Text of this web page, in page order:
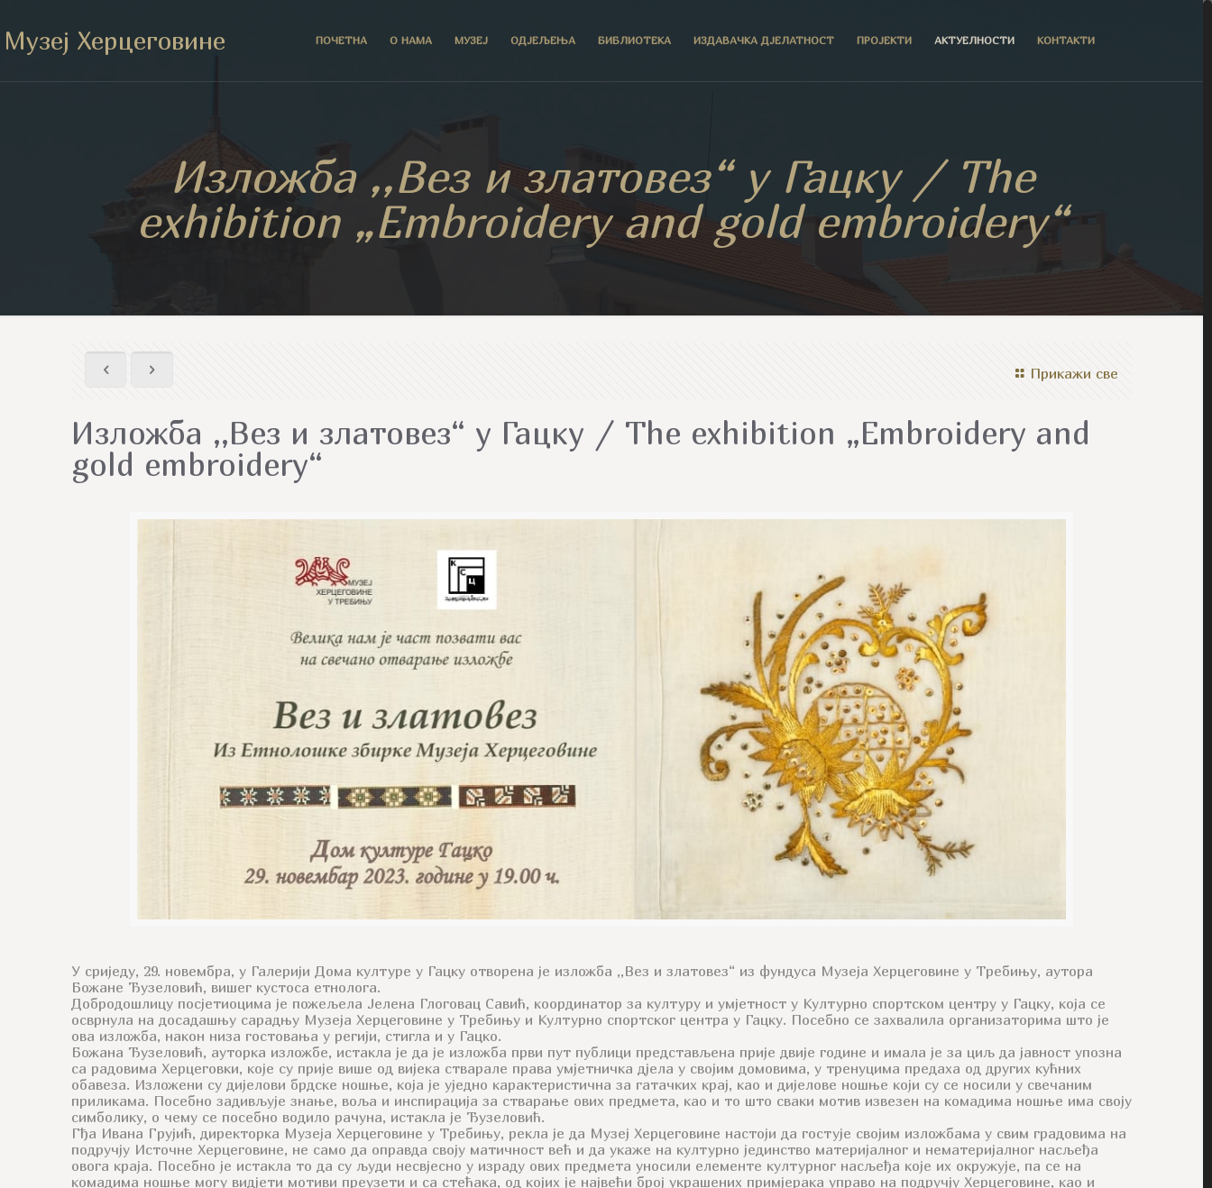
Музеј Херцеговине ПОЧЕТНА О НАМА МУЗЕЈ ОДЈЕЉЕЊА БИБЛИОТЕКА ИЗДАВАЧКА ДЈЕЛАТНОСТ ПРОЈЕКТИ АКТУЕЛНОСТИ КОНТАКТИ
Изложба ,,Вез и златовез“ у Гацку / The
exhibition „Embroidery and gold embroidery“
Прикажи све
Изложба ,,Вез и златовез“ у Гацку / The exhibition „Embroidery and
gold embroidery“
У сриједу, 29. новембра, у Галерији Дома културе у Гацку отворена је изложба ,,Вез и златовез“ из фундуса Музеја Херцеговине у Требињу, аутора
Божане Ђузеловић, вишег кустоса етнолога.
Добродошлицу посјетиоцима је пожељела Јелена Глоговац Савић, координатор за културу и умјетност у Културно спортском центру у Гацку, која се
осврнула на досадашњу сарадњу Музеја Херцеговине у Требињу и Културно спортског центра у Гацку. Посебно се захвалила организаторима што је
ова изложба, након низа гостовања у регији, стигла и у Гацко.
Божана Ђузеловић, ауторка изложбе, истакла је да је изложба први пут публици представљена прије двије године и имала је за циљ да јавност упозна
са радовима Херцеговки, које су прије више од вијека стварале права умјетничка дјела у својим домовима, у тренуцима предаха од других кућних
обавеза. Изложени су дијелови брдске ношње, која је уједно карактеристична за гатачких крај, као и дијелове ношње који су се носили у свечаним
приликама. Посебно задивљује знање, воља и инспирација за стварање ових предмета, као и то што сваки мотив извезен на комадима ношње има своју
симболику, о чему се посебно водило рачуна, истакла je Ђузеловић.
Гђа Ивана Грујић, директорка Музеја Херцеговине у Требињу, рекла је да Музеј Херцеговине настоји да гостује својим изложбама у свим градовима на
подручју Источне Херцеговине, не само да оправда своју матичност већ и да укаже на културно јединство материјалног и нематеријалног насљеђa
овога краја. Посебно је истакла то да су људи несвјесно у израду ових предмета уносили елементе културног насљеђа које их окружује, па се на
комадима ношње могу видјети мотиви преузети и са стећака, од којих је највећи број украшених примјерака управо на подручју Херцеговине, као и